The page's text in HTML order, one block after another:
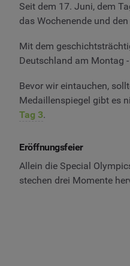
Seit dem 17. Juni, dem
das Wochenende und
Mit dem
Deutschland am Montag
Bevor wir eintauchen,
Medaillenspiegel gibt es
Tag 3.
Eröffnungsfeier
Allein die Special
stechen drei Momente